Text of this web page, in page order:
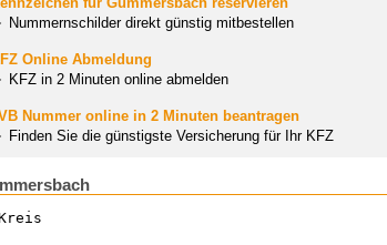
Nummernschilder direkt günstig mitbestellen
Online Abmeldung
KFZ in 2 Minuten online abmelden
Nummer online in 2 Minuten beantragen
Finden Sie die günstigste Versicherung für Ihr KFZ